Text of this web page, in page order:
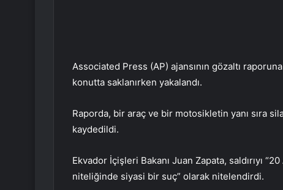
Associated Press (AP) ajansının gözaltı
konutta saklanırken yakalandı.
Raporda, bir araç ve bir motosikletin yanı sıra
kaydedildi.
Ekvador İçişleri Bakanı Juan Zapata, saldırıyı
niteliğinde siyasi bir suç” olarak nitelendirdi.